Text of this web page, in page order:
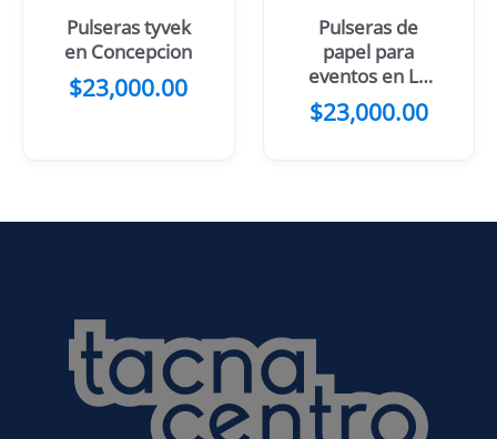
Pulseras tyvek
en Concepcion
$23,000.00
Pulseras de
papel para
eventos en La
Plata
$23,000.00